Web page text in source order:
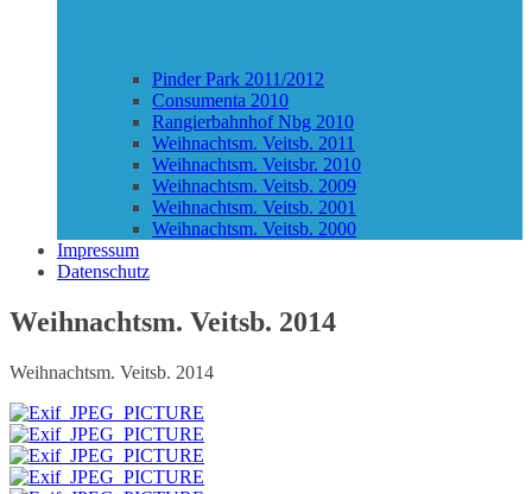
Pinder Park 2011/2012
Consumenta 2010
Rangierbahnhof Nbg 2010
Weihnachtsm. Veitsb. 2011
Weihnachtsm. Veitsbr. 2010
Weihnachtsm. Veitsb. 2009
Weihnachtsm. Veitsb. 2001
Weihnachtsm. Veitsb. 2000
Impressum
Datenschutz
Weihnachtsm. Veitsb. 2014
Weihnachtsm. Veitsb. 2014